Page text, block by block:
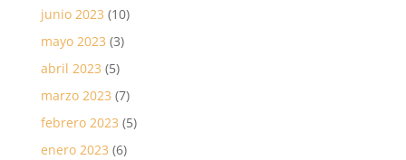
junio 2023 (10)
mayo 2023 (3)
abril 2023 (5)
marzo 2023 (7)
febrero 2023 (5)
enero 2023 (6)